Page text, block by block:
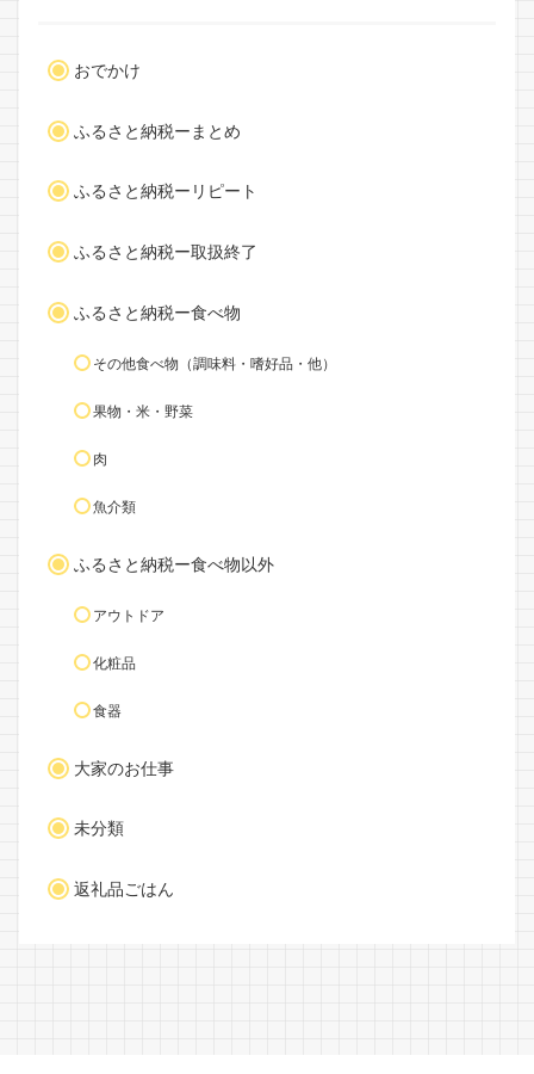
おでかけ
ふるさと納税ーまとめ
ふるさと納税ーリピート
ふるさと納税ー取扱終了
ふるさと納税ー食べ物
その他食べ物（調味料・嗜好品・他）
果物・米・野菜
肉
魚介類
ふるさと納税ー食べ物以外
アウトドア
化粧品
食器
大家のお仕事
未分類
返礼品ごはん